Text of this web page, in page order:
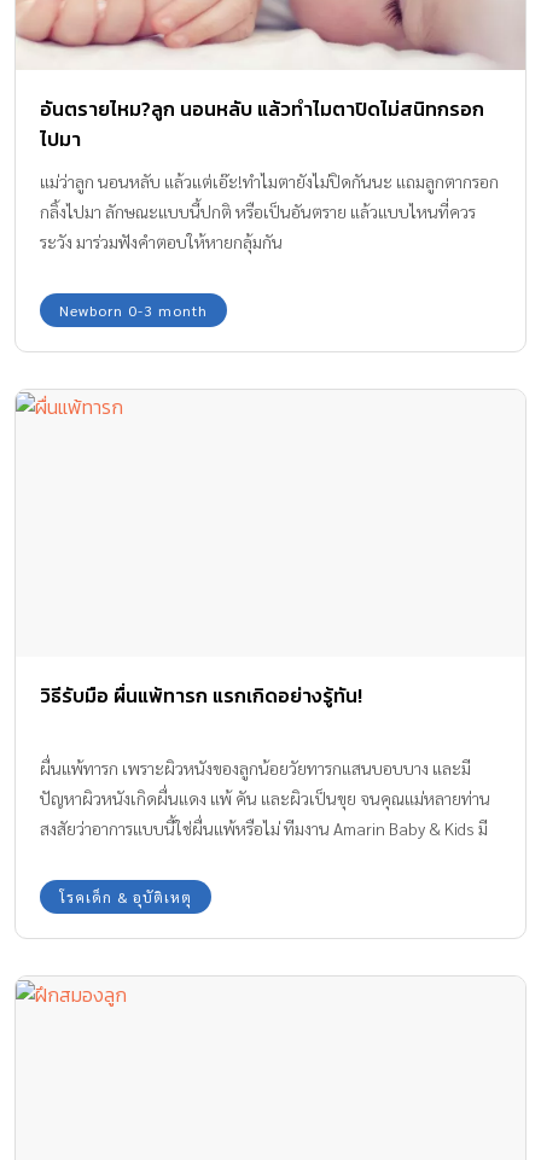
อันตรายไหม?ลูก นอนหลับ แล้วทำไมตาปิดไม่สนิทกรอก
ไปมา
แม่ว่าลูก นอนหลับ แล้วแต่เอ๊ะ!ทำไมตายังไม่ปิดกันนะ แถมลูกตากรอก
กลิ้งไปมา ลักษณะแบบนี้ปกติ หรือเป็นอันตราย แล้วแบบไหนที่ควร
ระวัง มาร่วมฟังคำตอบให้หายกลุ้มกัน
Newborn 0-3 month
วิธีรับมือ ผื่นแพ้ทารก แรกเกิดอย่างรู้ทัน!
ผื่นแพ้ทารก เพราะผิวหนังของลูกน้อยวัยทารกแสนบอบบาง และมี
ปัญหาผิวหนังเกิดผื่นแดง แพ้ คัน และผิวเป็นขุย จนคุณแม่หลายท่าน
สงสัยว่าอาการแบบนี้ใช่ผื่นแพ้หรือไม่ ทีมงาน Amarin Baby & Kids มี
กันค่ะโรคเด็ก & อุบัติเหตุ